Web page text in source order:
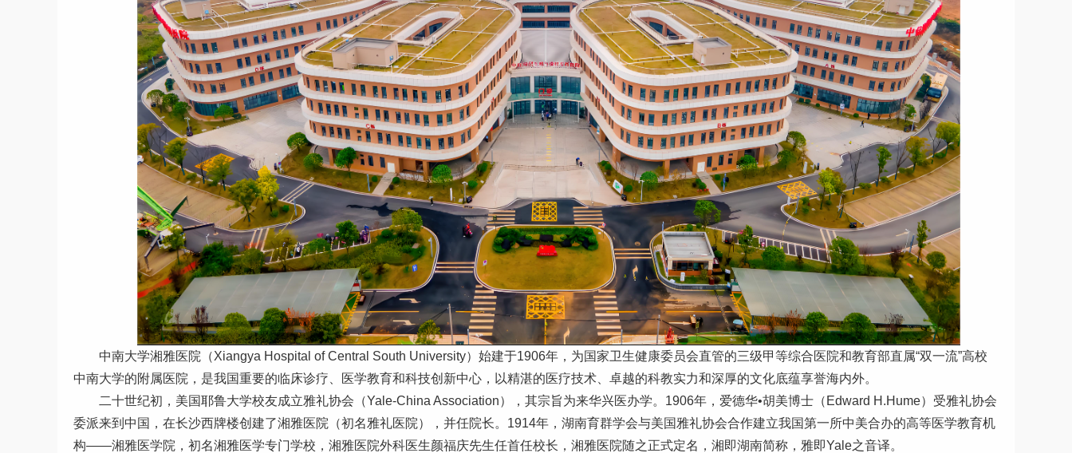
中南大学湘雅医院（Xiangya Hospital of Central South University）始建于1906年，为国家卫生健康委员会直管的三级甲等综合医院和教育部直属“双一流”高校
中南大学的附属医院，是我国重要的临床诊疗、医学教育和科技创新中心，以精湛的医疗技术、卓越的科教实力和深厚的文化底蕴享誉海内外。
二十世纪初，美国耶鲁大学校友成立雅礼协会（Yale-China Association），其宗旨为来华兴医办学。1906年，爱德华•胡美博士（Edward H.Hume）受雅礼协会
委派来到中国，在长沙西牌楼创建了湘雅医院（初名雅礼医院），并任院长。1914年，湖南育群学会与美国雅礼协会合作建立我国第一所中美合办的高等医学教育机
构——湘雅医学院，初名湘雅医学专门学校，湘雅医院外科医生颜福庆先生任首任校长，湘雅医院随之正式定名，湘即湖南简称，雅即Yale之音译。